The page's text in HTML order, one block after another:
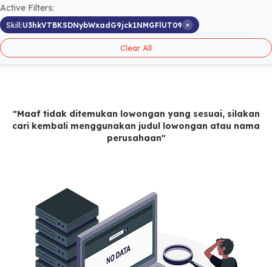
Active Filters:
Skill:U3hkVTBKSDNybWxadG9jck1NMGFlUT09 ×
Clear All
"Maaf tidak ditemukan lowongan yang sesuai, silakan
cari kembali menggunakan judul lowongan atau nama
perusahaan"